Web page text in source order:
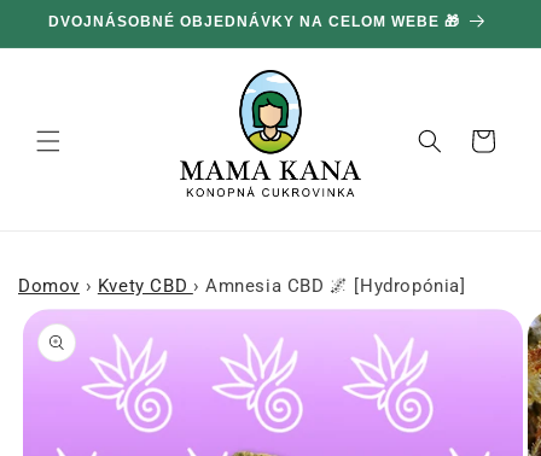
a prejsť
na obsah
DVOJNÁSOBNÉ OBJEDNÁVKY NA CELOM WEBE 🎁
Košík
Domov › Kvety CBD › Amnesia CBD 🌌 [Hydropónia]
Prejsť na
informácie
o produkte